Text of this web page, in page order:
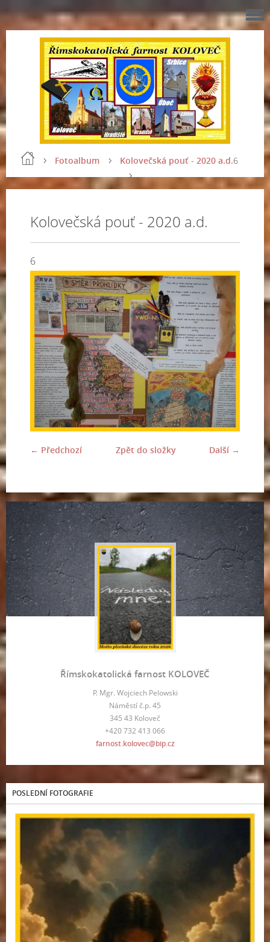
Fotoalbum Kolovečská pouť - 2020 a.d.6
Kolovečská pouť - 2020 a.d.
6
← Předchozí Další →
Zpět do složky
Římskokatolická farnost KOLOVEČ
P. Mgr. Wojciech Pelowski
Náměstí č.p. 45
345 43 Koloveč
+420 732 413 066
farnost.kolovec@bip.cz
POSLEDNÍ FOTOGRAFIE